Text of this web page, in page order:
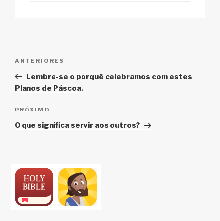
Post
Post
anterior
ANTERIORES
Lembre-se o porquê celebramos com estes
Planos de Páscoa.
Próximo
post
PRÓXIMO
O que significa servir aos outros?